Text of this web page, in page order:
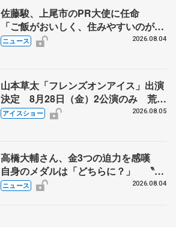
佐藤駿、上尾市のPR大使に任命
「ご飯がおいしく、住みやすいのが魅
力」
ニュース 2026.08.04
山本草太「フレンズオンアイス」出演
決定 8月28日（金）2公演のみ 荒川
静香さんプロデュース、20周年のアイ
アイスショー 2026.08.05
高橋大輔さん、金3つの迫力を感嘆
自身のメダルは「どちらに？」 〝リ
ス兄弟〟オリンピック3連覇の野村忠
ニュース 2026.08.04